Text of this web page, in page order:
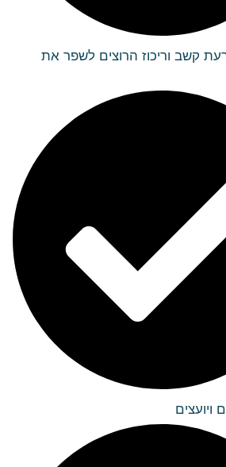
קשב וריכוז הרוצים לשפר את
ויועצים